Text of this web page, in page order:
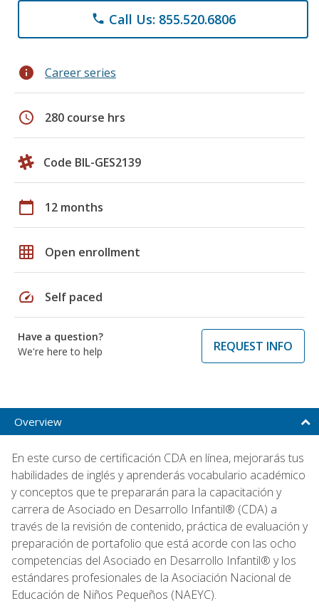
phone Call Us: 855.520.6806
info Career series
schedule 280 course hrs
Code BIL-GES2139
calendar_today 12 months
grid_on Open enrollment
speed Self paced
Have a question?
We're here to help
REQUEST INFO
Overview
En este curso de certificación CDA en línea, mejorarás tus
habilidades de inglés y aprenderás vocabulario académico
y conceptos que te prepararán para la capacitación y
carrera de Asociado en Desarrollo Infantil® (CDA) a
través de la revisión de contenido, práctica de evaluación y
preparación de portafolio que está acorde con las ocho
competencias del Asociado en Desarrollo Infantil® y los
estándares profesionales de la Asociación Nacional de
Educación de Niños Pequeños (NAEYC).